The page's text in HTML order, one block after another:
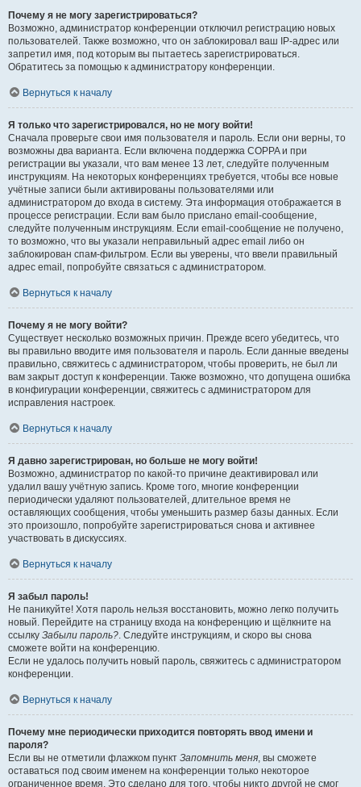
Почему я не могу зарегистрироваться?
Возможно, администратор конференции отключил регистрацию новых
пользователей. Также возможно, что он заблокировал ваш IP-адрес или
запретил имя, под которым вы пытаетесь зарегистрироваться.
Обратитесь за помощью к администратору конференции.
Вернуться к началу
Я только что зарегистрировался, но не могу войти!
Сначала проверьте свои имя пользователя и пароль. Если они верны, то
возможны два варианта. Если включена поддержка COPPA и при
регистрации вы указали, что вам менее 13 лет, следуйте полученным
инструкциям. На некоторых конференциях требуется, чтобы все новые
учётные записи были активированы пользователями или
администратором до входа в систему. Эта информация отображается в
процессе регистрации. Если вам было прислано email-сообщение,
следуйте полученным инструкциям. Если email-сообщение не получено,
то возможно, что вы указали неправильный адрес email либо он
заблокирован спам-фильтром. Если вы уверены, что ввели правильный
адрес email, попробуйте связаться с администратором.
Вернуться к началу
Почему я не могу войти?
Существует несколько возможных причин. Прежде всего убедитесь, что
вы правильно вводите имя пользователя и пароль. Если данные введены
правильно, свяжитесь с администратором, чтобы проверить, не был ли
вам закрыт доступ к конференции. Также возможно, что допущена ошибка
в конфигурации конференции, свяжитесь с администратором для
исправления настроек.
Вернуться к началу
Я давно зарегистрирован, но больше не могу войти!
Возможно, администратор по какой-то причине деактивировал или
удалил вашу учётную запись. Кроме того, многие конференции
периодически удаляют пользователей, длительное время не
оставляющих сообщения, чтобы уменьшить размер базы данных. Если
это произошло, попробуйте зарегистрироваться снова и активнее
участвовать в дискуссиях.
Вернуться к началу
Я забыл пароль!
Не паникуйте! Хотя пароль нельзя восстановить, можно легко получить
новый. Перейдите на страницу входа на конференцию и щёлкните на
ссылку Забыли пароль?. Следуйте инструкциям, и скоро вы снова
сможете войти на конференцию.
Если не удалось получить новый пароль, свяжитесь с администратором
конференции.
Вернуться к началу
Почему мне периодически приходится повторять ввод имени и
пароля?
Если вы не отметили флажком пункт Запомнить меня, вы сможете
оставаться под своим именем на конференции только некоторое
ограниченное время. Это сделано для того, чтобы никто другой не смог